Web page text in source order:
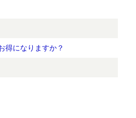
得になりますか？